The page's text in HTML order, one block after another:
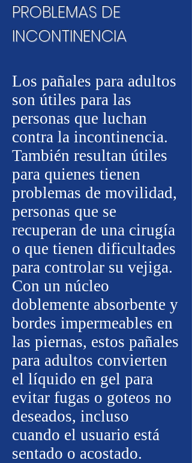
PROBLEMAS DE
INCONTINENCIA
Los pañales para adultos
son útiles para las
personas que luchan
contra la incontinencia.
También resultan útiles
para quienes tienen
problemas de movilidad,
personas que se
recuperan de una cirugía
o que tienen dificultades
para controlar su vejiga.
Con un núcleo
doblemente absorbente y
bordes impermeables en
las piernas, estos pañales
para adultos convierten
el líquido en gel para
evitar fugas o goteos no
deseados, incluso
cuando el usuario está
sentado o acostado.